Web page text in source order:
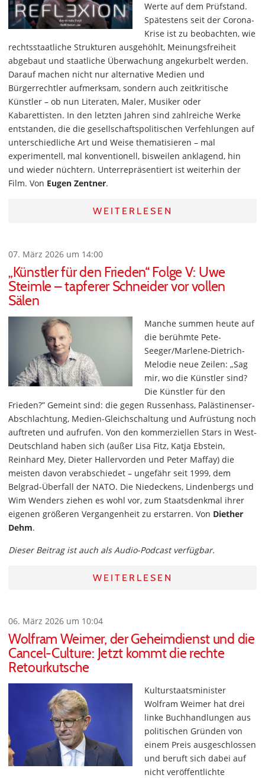
Werte auf dem Prüfstand.
Spätestens seit der Corona-
Krise ist zu beobachten, wie
rechtsstaatliche Strukturen ausgehöhlt, Meinungsfreiheit
abgebaut und staatliche Überwachung angekurbelt werden.
Darauf machen nicht nur alternative Medien und
Bürgerrechtler aufmerksam, sondern auch zeitkritische
Künstler – ob nun Literaten, Maler, Musiker oder
Kabarettisten. In den letzten Jahren sind zahlreiche Werke
entstanden, die die gesellschaftspolitischen Verfehlungen auf
unterschiedliche Art und Weise thematisieren – mal
experimentell, mal konventionell, bisweilen anklagend, hin
und wieder nüchtern. Unterrepräsentiert ist weiterhin der
Film. Von Eugen Zentner.
WEITERLESEN
07. März 2026 um 14:00
„Künstler für den Frieden“ Folge V: Uwe
Steimle – tapferer Schneider vor vollen
Sälen
Manche summen heute auf
die berühmte Pete-
Seeger/Marlene-Dietrich-
Melodie neue Zeilen: „Sag
mir, wo die Künstler sind?
Die Künstler für den
Frieden?” Gemeint sind: die gegen Russenhass, Palästinenser-
Abschlachtung, Medien-Gleichschaltung und Aufrüstung noch
auftreten und aufrufen. Von den kommerziellen Stars in West-
Deutschland haben sich (außer Lisa Fitz, Katja Ebstein,
Reinhard Mey, Dieter Hallervorden und Peter Maffay) die
meisten davon verabschiedet – ungefähr seit 1999, dem
Belgrad-Überfall der NATO. Die Niedeckens, Lindenbergs und
Wim Wenders ziehen es wohl vor, zum Staatsdenkmal ihrer
eigenen größeren Vergangenheit zu erstarren. Von Diether
Dehm.
Dieser Beitrag ist auch als Audio-Podcast verfügbar.
WEITERLESEN
06. März 2026 um 10:04
Wolfram Weimer, der Geheimdienst und die
Cancel-Culture: Jetzt kommt die rechte
Retourkutsche
Kulturstaatsminister
Wolfram Weimer hat drei
linke Buchhandlungen aus
politischen Gründen von
einem Preis ausgeschlossen
und beruft sich dabei auf
nicht veröffentlichte